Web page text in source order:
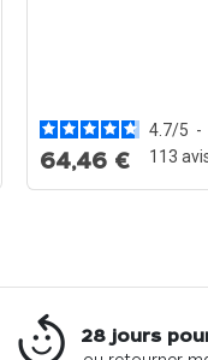
4.7/5 -
113
64,46 €
28 jours